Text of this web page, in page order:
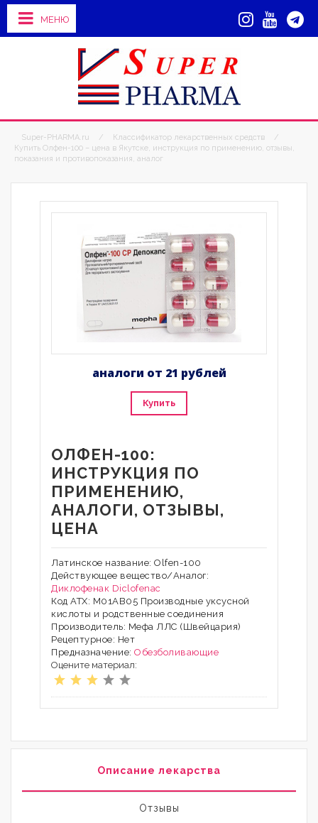
МЕНЮ
Super-PHARMA.ru / Классификатор лекарственных средств
/
Купить Олфен-100 – цена в Якутске, инструкция по применению, отзывы,
показания и противопоказания, аналог
аналоги от 21 рублей
Купить
ОЛФЕН-100:
ИНСТРУКЦИЯ ПО
ПРИМЕНЕНИЮ,
АНАЛОГИ, ОТЗЫВЫ,
ЦЕНА
Латинское название: Olfen-100
Действующее вещество/Аналог:
Диклофенак Diclofenac
Код АТХ: M01AB05 Производные уксусной
кислоты и родственные соединения
Производитель: Мефа ЛЛС (Швейцария)
Рецептурное: Нет
Предназначение: Обезболивающие
Оцените материал:
Описание лекарства
Отзывы